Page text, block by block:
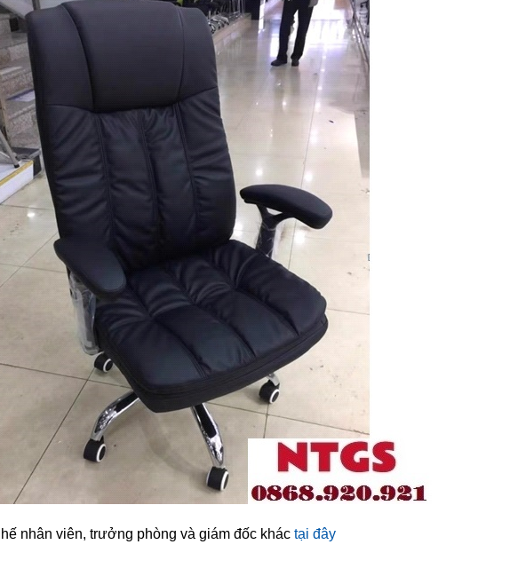
nhân viên, trưởng phòng và giám đốc khác tại đây